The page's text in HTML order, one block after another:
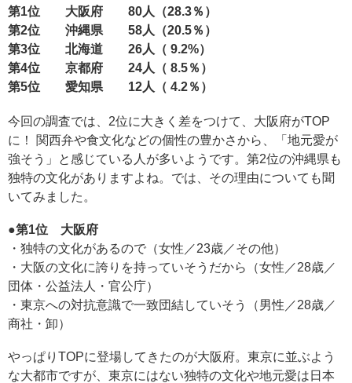
第1位 大阪府 80人（28.3％）
第2位 沖縄県 58人（20.5％）
第3位 北海道 26人（ 9.2%）
第4位 京都府 24人（ 8.5％）
第5位 愛知県 12人（ 4.2％）
今回の調査では、2位に大きく差をつけて、大阪府がTOP
に！ 関西弁や食文化などの個性の豊かさから、「地元愛が
強そう」と感じている人が多いようです。第2位の沖縄県も
独特の文化がありますよね。では、その理由についても聞
いてみました。
●第1位 大阪府
・独特の文化があるので（女性／23歳／その他）
・大阪の文化に誇りを持っていそうだから（女性／28歳／
団体・公益法人・官公庁）
・東京への対抗意識で一致団結していそう（男性／28歳／
商社・卸）
やっぱりTOPに登場してきたのが大阪府。東京に並ぶよう
な大都市ですが、東京にはない独特の文化や地元愛は日本